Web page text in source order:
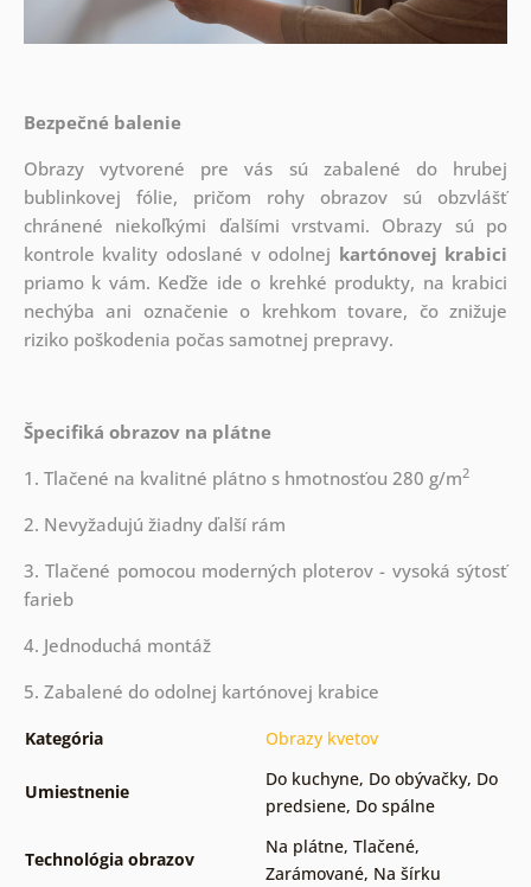
Bezpečné balenie
Obrazy vytvorené pre vás sú zabalené do hrubej
bublinkovej fólie, pričom rohy obrazov sú obzvlášť
chránené niekoľkými ďalšími vrstvami. Obrazy sú po
kontrole kvality odoslané v odolnej kartónovej krabici
priamo k vám. Keďže ide o krehké produkty, na krabici
nechýba ani označenie o krehkom tovare, čo znižuje
riziko poškodenia počas samotnej prepravy.
Špecifiká obrazov na plátne
1. Tlačené na kvalitné plátno s hmotnosťou 280 g/m2
2. Nevyžadujú žiadny ďalší rám
3. Tlačené pomocou moderných ploterov - vysoká sýtosť
farieb
4. Jednoduchá montáž
5. Zabalené do odolnej kartónovej krabice
Kategória Obrazy kvetov
Umiestnenie
Do kuchyne, Do obývačky, Do
predsiene, Do spálne
Technológia obrazov
Na plátne, Tlačené,
Zarámované, Na šírku